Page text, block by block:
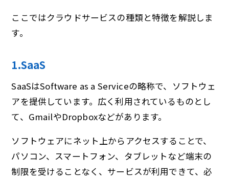
ここではクラウドサービスの種類と特徴を解説しま
す。
1.SaaS
SaaSはSoftware as a Serviceの略称で、ソフトウェ
アを提供しています。広く利用されているものとし
て、GmailやDropboxなどがあります。
ソフトウェアにネット上からアクセスすることで、
パソコン、スマートフォン、タブレットなど端末の
制限を受けることなく、サービスが利用できて、必